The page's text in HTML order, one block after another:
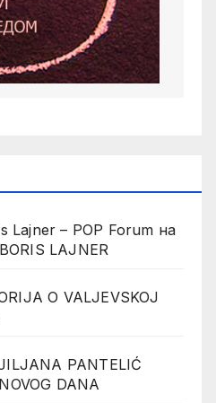
Lajner – POP Forum на
LAJNER
O VALJEVSKOJ
PANTELIĆ
DANA